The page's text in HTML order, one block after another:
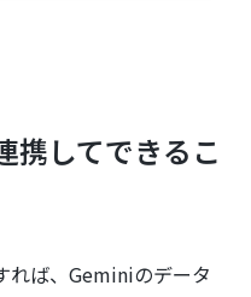
してできるこ
ば、Geminiのデータ